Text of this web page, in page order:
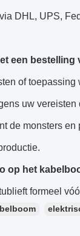
DHL, UPS,
een
of toepassing
uw vereisten
de monsters
op het
formeel